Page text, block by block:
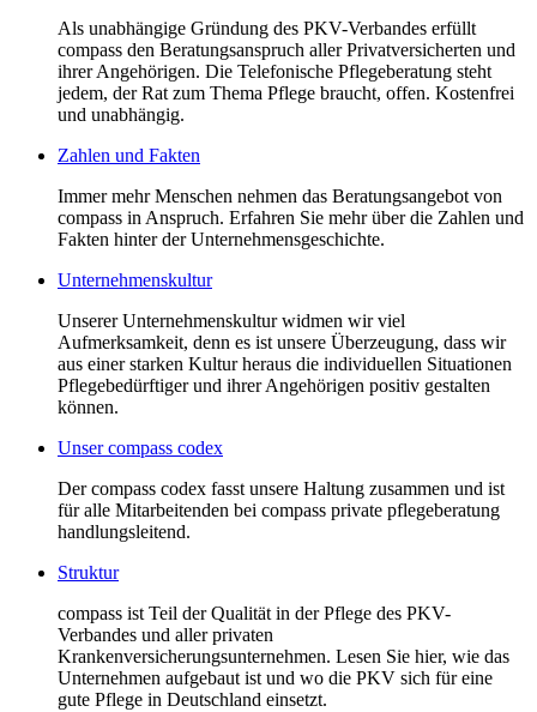
Als unabhängige Gründung des PKV-Verbandes erfüllt
compass den Beratungsanspruch aller Privatversicherten und
ihrer Angehörigen. Die Telefonische Pflegeberatung steht
jedem, der Rat zum Thema Pflege braucht, offen. Kostenfrei
und unabhängig.
Zahlen und Fakten
Immer mehr Menschen nehmen das Beratungsangebot von
compass in Anspruch. Erfahren Sie mehr über die Zahlen und
Fakten hinter der Unternehmensgeschichte.
Unternehmenskultur
Unserer Unternehmenskultur widmen wir viel
Aufmerksamkeit, denn es ist unsere Überzeugung, dass wir
aus einer starken Kultur heraus die individuellen Situationen
Pflegebedürftiger und ihrer Angehörigen positiv gestalten
können.
Unser compass codex
Der compass codex fasst unsere Haltung zusammen und ist
für alle Mitarbeitenden bei compass private pflegeberatung
handlungsleitend.
Struktur
compass ist Teil der Qualität in der Pflege des PKV-
Verbandes und aller privaten
Krankenversicherungsunternehmen. Lesen Sie hier, wie das
Unternehmen aufgebaut ist und wo die PKV sich für eine
gute Pflege in Deutschland einsetzt.